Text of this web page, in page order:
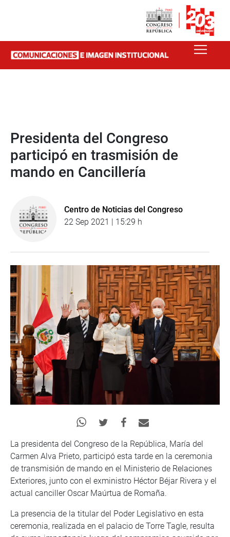
Presidenta del Congreso
participó en trasmisión de
mando en Cancillería
Centro de Noticias del Congreso
22 Sep 2021 | 15:29 h
La presidenta del Congreso de la República, María del
Carmen Alva Prieto, participó esta tarde en la ceremonia
de transmisión de mando en el Ministerio de Relaciones
Exteriores, junto con el exministro Héctor Béjar Rivera y el
actual canciller Oscar Maúrtua de Romaña.
La presencia de la titular del Poder Legislativo en esta
ceremonia, realizada en el palacio de Torre Tagle, resulta